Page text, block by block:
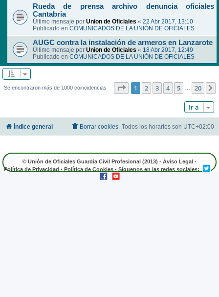
Rueda de prensa archivo denuncia oficiales
Cantabria
Último mensaje por Union de Oficiales « 22 Abr 2017, 13:10
Publicado en COMUNICADOS DE LA UNIÓN DE OFICIALES
AUGC contra la instalación de armeros en Lanzarote
Último mensaje por Union de Oficiales « 18 Abr 2017, 12:49
Publicado en COMUNICADOS DE LA UNIÓN DE OFICIALES
Se encontraron más de 1000 coincidencias Página de 20
1 2 3 4 5 … 20
Ir a
Índice general Todos los horarios son UTC+02:00
Borrar cookies
© Unión de Oficiales Guardia Civil Profesional (2013) - Aviso Legal -
Política de Privacidad-Política de Cookies- Síguenos en las redes sociales: